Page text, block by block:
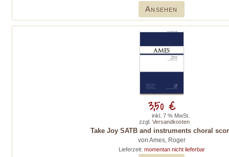
Ansehen
Take Joy SATB and instruments choral
von Ames, Roger
Lieferzeit: momentan nicht lieferbar
3,50 €
inkl. 7 % MwSt.
zzgl. Versandkosten